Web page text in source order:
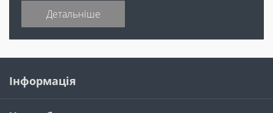
Детальніше
Інформація